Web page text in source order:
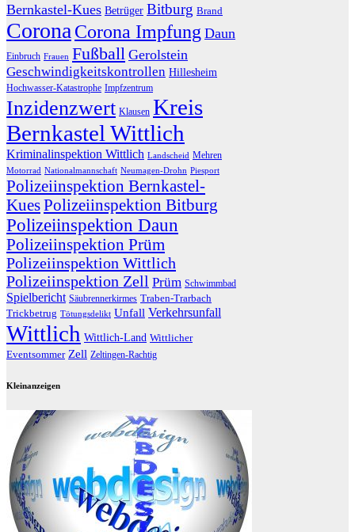
Bernkastel-Kues Betrüger Bitburg Brand
CoronaCorona Impfung Daun
Einbruch Frauen Fußball Gerolstein
Geschwindigkeitskontrollen Hillesheim
Hochwasser-Katastrophe Impfzentrum
Inzidenzwert Klausen Kreis
Bernkastel Wittlich
Kriminalinspektion Wittlich Landscheid Mehren
Motorrad Nationalmannschaft Neumagen-Drohn Piesport
Polizeiinspektion Bernkastel-
KuesPolizeiinspektion Bitburg
Polizeiinspektion Daun
Polizeiinspektion Prüm
Polizeiinspektion Wittlich
Polizeiinspektion Zell Prüm Schwimmbad
Spielbericht Säubrennerkirmes Traben-Trarbach
Trickbetrug Tötungsdelikt Unfall Verkehrsunfall
Wittlich Wittlich-Land Wittlicher
Eventsommer Zell Zeltingen-Rachtig
Kleinanzeigen